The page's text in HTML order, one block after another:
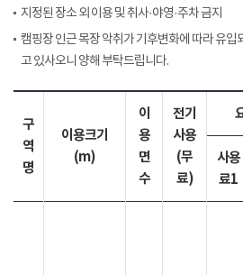
지정된 장소 외 이용 및 취사·야영·주차 금지
캠핑장 인근 목장 악취가 기후변화에 따라 유입
고 있사오니 양해 부탁드립니다.
구
역
명
이용크기
(m)
이
용
면
수
전기
사용
(무
료)
사용
료1